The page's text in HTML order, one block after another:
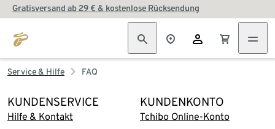
Gratisversand ab 29 € & kostenlose Rücksendung
Service & Hilfe FAQ
KUNDENSERVICE
Hilfe & Kontakt
KUNDENKONTO
Tchibo Online-Konto